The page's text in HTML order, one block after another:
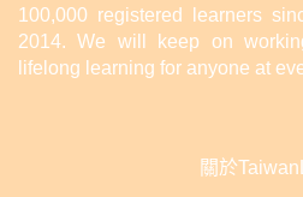
100,000 registered learners
2014. We will keep on
lifelong learning for anyone at
關於